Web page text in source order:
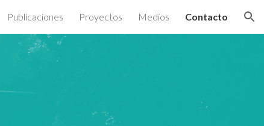
Publicaciones Proyectos Medios Contacto